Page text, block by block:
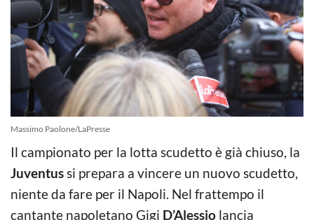
Massimo Paolone/LaPresse
Il campionato per la lotta scudetto è già chiuso, la
Juventussi prepara a vincere un nuovo scudetto,
niente da fare per il Napoli. Nel frattempo il
cantante napoletano Gigi D’Alessio lancia